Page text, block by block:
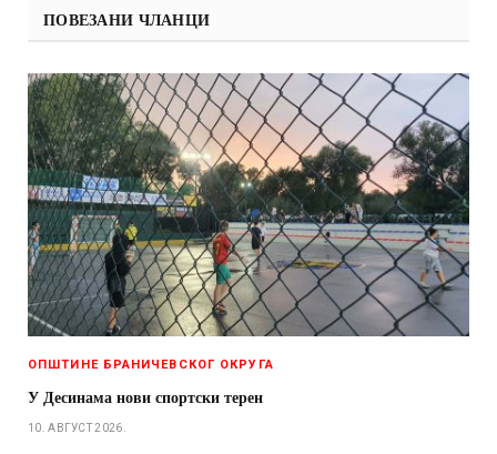
ПОВЕЗАНИ ЧЛАНЦИ
ОПШТИНЕ БРАНИЧЕВСКОГ ОКРУГА
У Десинама нови спортски терен
10. АВГУСТ 2026.